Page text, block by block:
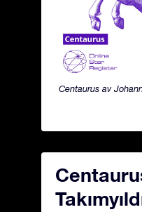
Centaurus av